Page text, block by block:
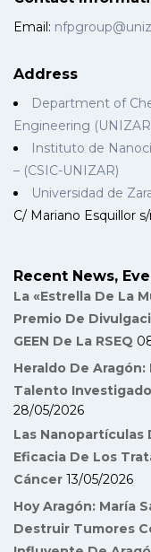
Email:
Address
Department of
Engineering
Instituto de
– (CSIC-UNIZAR)
Universidad de
C/ Mariano Esquillor
Recent News,
La «Estrella De La
Premio De
GEEN De La RSEQ
Heraldo De Aragón:
Talento
28/05/2026
Las Nanopartículas
Eficacia De Los
Cáncer 13/05/2026
Hoy Aragón: María
Destruir Tumores